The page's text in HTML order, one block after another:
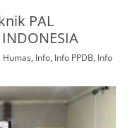
PAL
Humas, Info, Info PPDB, Info